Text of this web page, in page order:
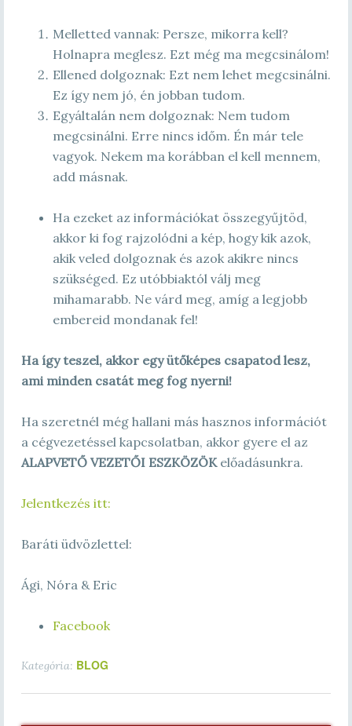
Melletted vannak: Persze, mikorra kell?
Holnapra meglesz. Ezt még ma megcsinálom!
Ellened dolgoznak: Ezt nem lehet megcsinálni.
Ez így nem jó, én jobban tudom.
Egyáltalán nem dolgoznak: Nem tudom
megcsinálni. Erre nincs időm. Én már tele
vagyok. Nekem ma korábban el kell mennem,
add másnak.
Ha ezeket az információkat összegyűjtöd,
akkor ki fog rajzolódni a kép, hogy kik azok,
akik veled dolgoznak és azok akikre nincs
szükséged. Ez utóbbiaktól válj meg
mihamarabb. Ne várd meg, amíg a legjobb
embereid mondanak fel!
Ha így teszel, akkor egy ütőképes csapatod lesz,
ami minden csatát meg fog nyerni!
Ha szeretnél még hallani más hasznos információt
a cégvezetéssel kapcsolatban, akkor gyere el az
ALAPVETŐ VEZETŐI ESZKÖZÖKelőadásunkra.
Jelentkezés itt:
Baráti üdvözlettel:
Ági, Nóra & Eric
Facebook
Kategória: BLOG